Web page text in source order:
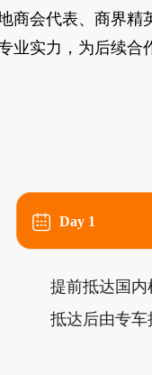
商会代表、商界精
业实力，为后续合
Day 1
提前抵达国内
抵达后由专车